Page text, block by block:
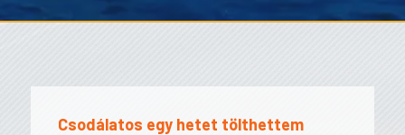
Csodálatos egy hetet tölthettem